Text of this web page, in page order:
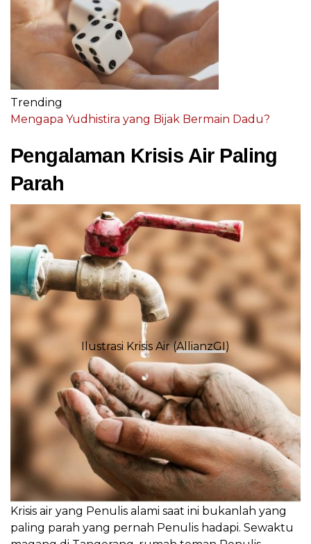
Trending
Mengapa Yudhistira yang Bijak Bermain Dadu?
Pengalaman Krisis Air Paling
Parah
Ilustrasi Krisis Air (AllianzGI)
Krisis air yang Penulis alami saat ini bukanlah yang
paling parah yang pernah Penulis hadapi. Sewaktu